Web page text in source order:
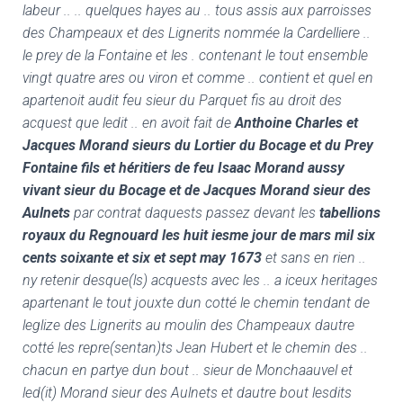
labeur .. .. quelques hayes au .. tous assis aux parroisses
des Champeaux et des Lignerits nommée la Cardelliere ..
le prey de la Fontaine et les . contenant le tout ensemble
vingt quatre ares ou viron et comme .. contient et quel en
apartenoit audit feu sieur du Parquet fis au droit des
acquest que ledit .. en avoit fait de Anthoine Charles et
Jacques Morand sieurs du Lortier du Bocage et du Prey
Fontaine fils et héritiers de feu Isaac Morand aussy
vivant sieur du Bocage et de Jacques Morand sieur des
Aulnets par contrat daquests passez devant les tabellions
royaux du Regnouard les huit iesme jour de mars mil six
cents soixante et six et sept may 1673 et sans en rien ..
ny retenir desque(ls) acquests avec les .. a iceux heritages
apartenant le tout jouxte dun cotté le chemin tendant de
leglize des Lignerits au moulin des Champeaux dautre
cotté les repre(sentan)ts Jean Hubert et le chemin des ..
chacun en partye dun bout .. sieur de Monchaauvel et
led(it) Morand sieur des Aulnets et dautre bout lesdits